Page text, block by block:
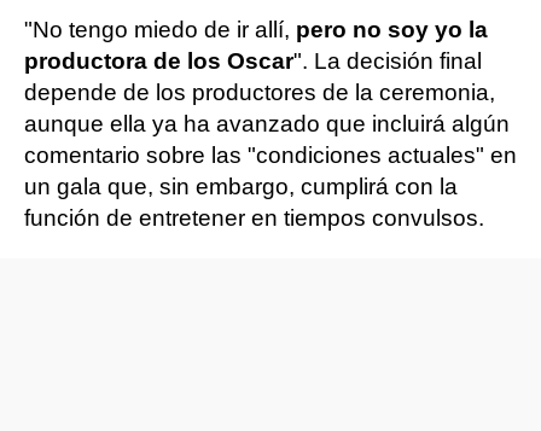
"No tengo miedo de ir allí, pero no soy yo la
productora de los Oscar". La decisión final
depende de los productores de la ceremonia,
aunque ella ya ha avanzado que incluirá algún
comentario sobre las "condiciones actuales" en
un gala que, sin embargo, cumplirá con la
función de entretener en tiempos convulsos.